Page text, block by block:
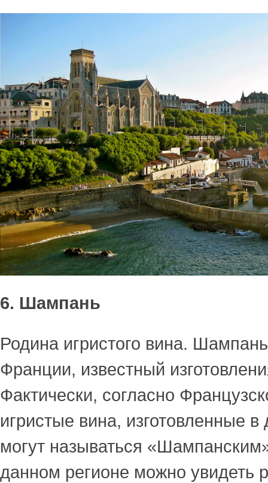
6. Шампань
Родина игристого вина.
Франции, известный
Фактически, согласно
игристые вина, изготовленные
могут называться
данном регионе можно увидеть